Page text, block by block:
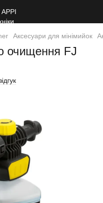
Аксесуари для мінімийок
очищення FJ